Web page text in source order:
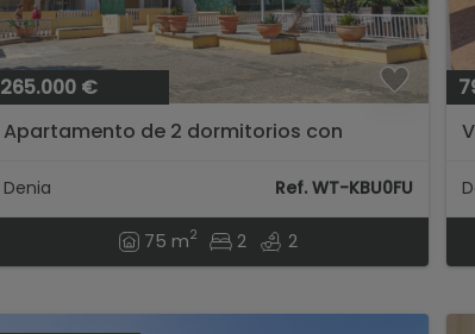
265.000 €
Apartamento de 2 dormitorios con
Marines, Dénia...
Denia Ref. WT-KBU0FU
75 m2 2 2